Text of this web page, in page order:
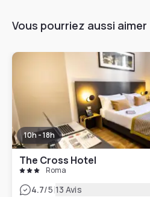
Vous pourriez aussi aimer
10h - 18h
The Cross Hotel
Roma
4.7/5|13 Avis